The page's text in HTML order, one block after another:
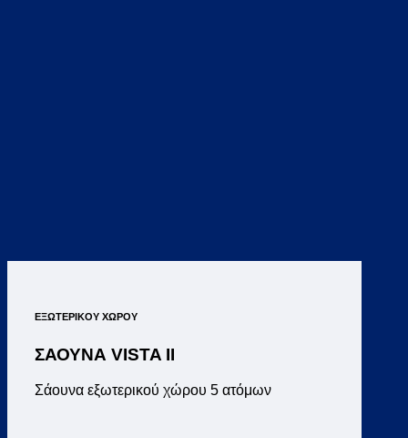
ΕΞΩΤΕΡΙΚΟΥ ΧΩΡΟΥ
ΣΑΟΥΝΑ VISTA II
Σάουνα εξωτερικού χώρου 5 ατόμων